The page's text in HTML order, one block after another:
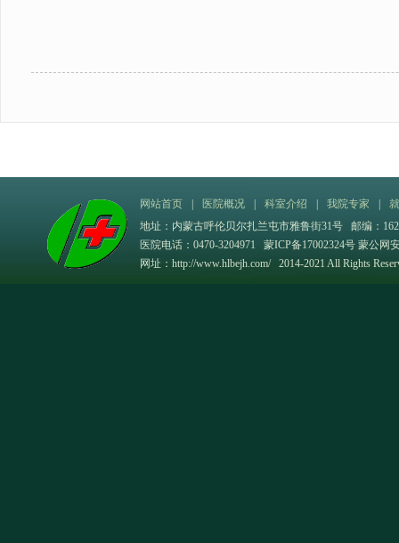
网站首页 医院概况 科室介绍 我院专家
地址：内蒙古呼伦贝尔扎兰屯市雅鲁街31号 邮编：
医院电话：0470-3204971 蒙ICP备17002324号 蒙公网
网址： http://www.hlbejh.com/2014-2021 All Rights